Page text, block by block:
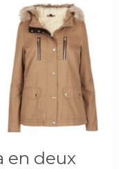
en deux